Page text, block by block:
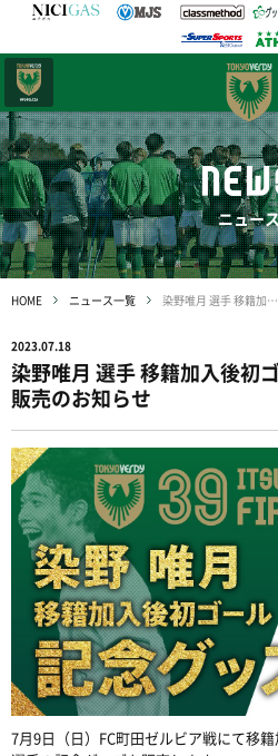
ニュー
HOME ニュース一覧 染野唯月 選手 移籍加入後初ゴール 記念グッズ 受注販売のお知らせ
2023.07.18
染野唯月 選手 移籍加入後初
販売のお知らせ
7月9日（日） FC町田ゼルビア戦にて移